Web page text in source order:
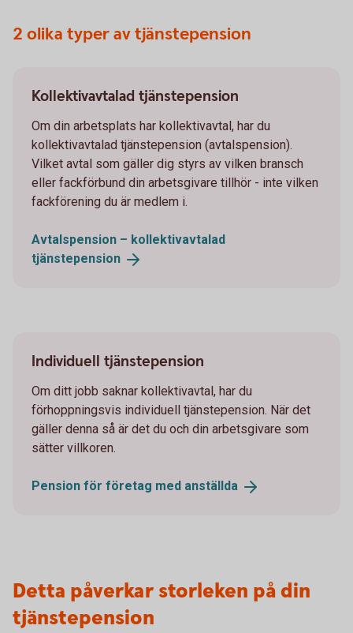
2 olika typer av tjänstepension
Kollektivavtalad tjänstepension
Om din arbetsplats har kollektivavtal, har du
kollektivavtalad tjänstepension (avtalspension).
Vilket avtal som gäller dig styrs av vilken bransch
eller fackförbund din arbetsgivare tillhör - inte vilken
fackförening du är medlem i.
Avtalspension – kollektivavtalad
tjänstepension
Individuell tjänstepension
Om ditt jobb saknar kollektivavtal, har du
förhoppningsvis individuell tjänstepension. När det
gäller denna så är det du och din arbetsgivare som
sätter villkoren.
Pension för företag med anställda
Detta påverkar storleken på din
tjänstepension